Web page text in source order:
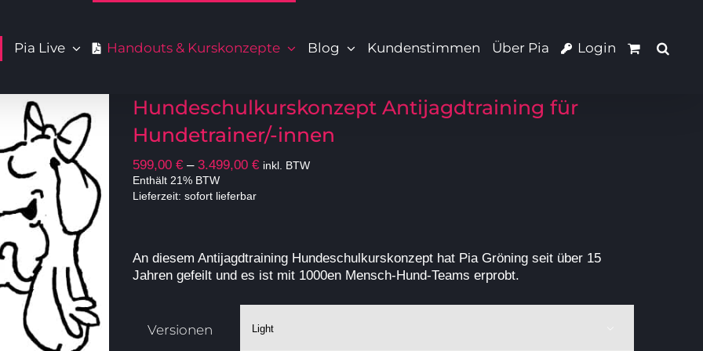
Pia Live Handouts & Kurskonzepte Blog Kundenstimmen Über Pia Login
Hundeschulkurskonzept Antijagdtraining für
Hundetrainer/-innen
599,00 € – 3.499,00 €Preisspanne:
inkl. BTW
Enthält 21% BTW
Lieferzeit: sofort lieferbar
An diesem Antijagdtraining Hundeschulkurskonzept hat Pia Gröning seit über 15
Jahren gefeilt und es ist mit 1000en Mensch-Hund-Teams erprobt.
Versionen